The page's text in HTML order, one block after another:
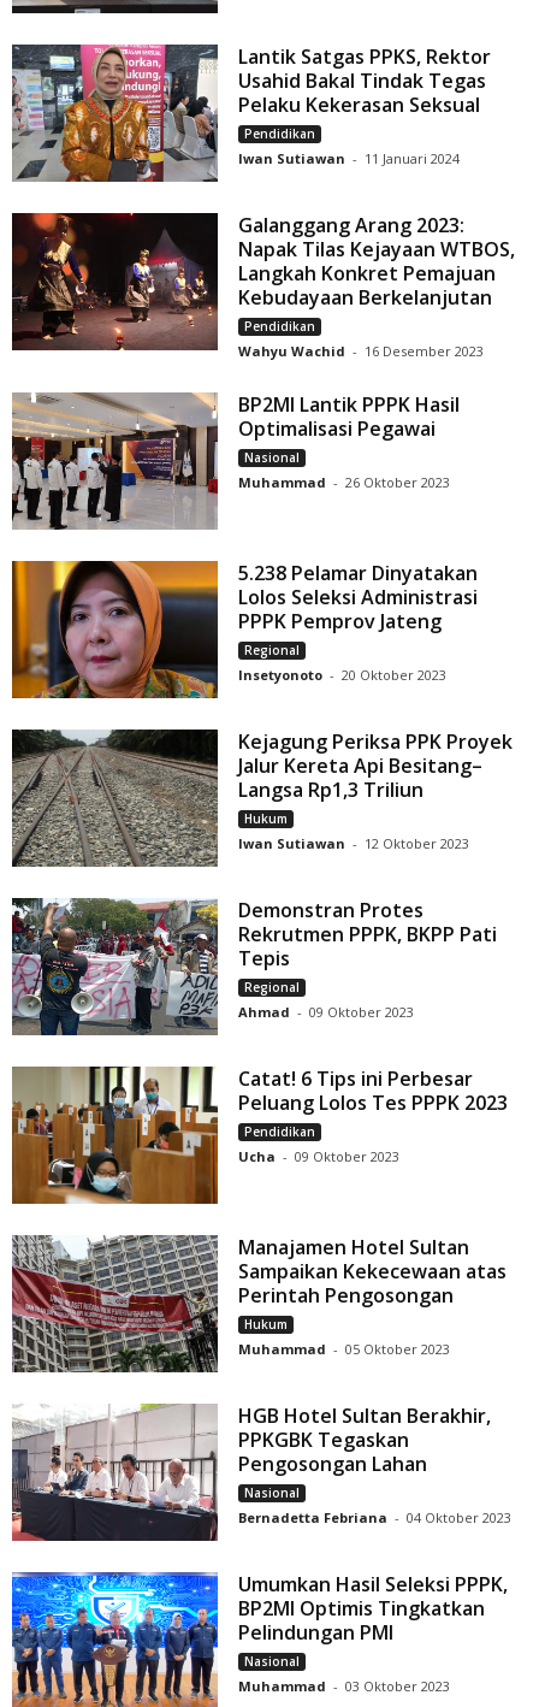
Lantik Satgas PPKS, Rektor
Usahid Bakal Tindak Tegas
Pelaku Kekerasan Seksual
Pendidikan
Iwan Sutiawan - 11 Januari 2024
Galanggang Arang 2023:
Napak Tilas Kejayaan WTBOS,
Langkah Konkret Pemajuan
Kebudayaan Berkelanjutan
Pendidikan
Wahyu Wachid - 16 Desember 2023
BP2MI Lantik PPPK Hasil
Optimalisasi Pegawai
Nasional
Muhammad - 26 Oktober 2023
5.238 Pelamar Dinyatakan
Lolos Seleksi Administrasi
PPPK Pemprov Jateng
Regional
Insetyonoto - 20 Oktober 2023
Kejagung Periksa PPK Proyek
Jalur Kereta Api Besitang–
Langsa Rp1,3 Triliun
Hukum
Iwan Sutiawan - 12 Oktober 2023
Demonstran Protes
Rekrutmen PPPK, BKPP Pati
Tepis
Regional
Ahmad - 09 Oktober 2023
Catat! 6 Tips ini Perbesar
Peluang Lolos Tes PPPK 2023
Pendidikan
Ucha - 09 Oktober 2023
Manajamen Hotel Sultan
Sampaikan Kekecewaan atas
Perintah Pengosongan
Hukum
Muhammad - 05 Oktober 2023
HGB Hotel Sultan Berakhir,
PPKGBK Tegaskan
Pengosongan Lahan
Nasional
Bernadetta Febriana - 04 Oktober 2023
Umumkan Hasil Seleksi PPPK,
BP2MI Optimis Tingkatkan
Pelindungan PMI
Nasional
Muhammad - 03 Oktober 2023